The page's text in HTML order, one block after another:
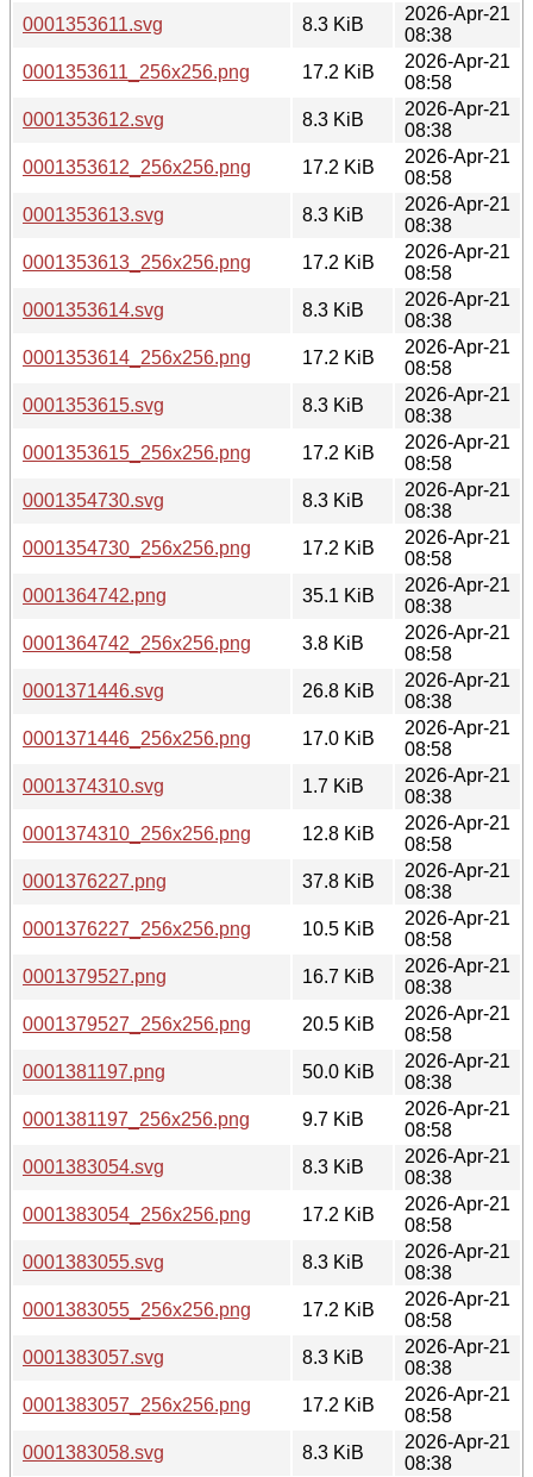
0001353611.svg 8.3 KiB
2026-Apr-21
08:38
0001353611_256x256.png
17.2 KiB
2026-Apr-21
08:58
0001353612.svg
8.3 KiB
2026-Apr-21
08:38
0001353612_256x256.png
17.2 KiB
2026-Apr-21
08:58
0001353613.svg
8.3 KiB
2026-Apr-21
08:38
0001353613_256x256.png
17.2 KiB
2026-Apr-21
08:58
0001353614.svg
8.3 KiB
2026-Apr-21
08:38
0001353614_256x256.png
17.2 KiB
2026-Apr-21
08:58
0001353615.svg
8.3 KiB
2026-Apr-21
08:38
0001353615_256x256.png
17.2 KiB
2026-Apr-21
08:58
0001354730.svg
8.3 KiB
2026-Apr-21
08:38
0001354730_256x256.png
17.2 KiB
2026-Apr-21
08:58
0001364742.png
35.1 KiB
2026-Apr-21
08:38
0001364742_256x256.png
3.8 KiB
2026-Apr-21
08:58
0001371446.svg
26.8 KiB
2026-Apr-21
08:38
0001371446_256x256.png
17.0 KiB
2026-Apr-21
08:58
0001374310.svg
1.7 KiB
2026-Apr-21
08:38
0001374310_256x256.png
12.8 KiB
2026-Apr-21
08:58
0001376227.png
37.8 KiB
2026-Apr-21
08:38
0001376227_256x256.png
10.5 KiB
2026-Apr-21
08:58
0001379527.png
16.7 KiB
2026-Apr-21
08:38
0001379527_256x256.png
20.5 KiB
2026-Apr-21
08:58
0001381197.png
50.0 KiB
2026-Apr-21
08:38
0001381197_256x256.png
9.7 KiB
2026-Apr-21
08:58
0001383054.svg
8.3 KiB
2026-Apr-21
08:38
0001383054_256x256.png
17.2 KiB
2026-Apr-21
08:58
0001383055.svg
8.3 KiB
2026-Apr-21
08:38
0001383055_256x256.png
17.2 KiB
2026-Apr-21
08:58
0001383057.svg
8.3 KiB
2026-Apr-21
08:38
0001383057_256x256.png
17.2 KiB
2026-Apr-21
08:58
0001383058.svg
8.3 KiB
2026-Apr-21
08:38